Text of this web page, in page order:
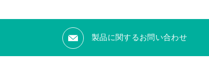
製品に関するお問い合わせ